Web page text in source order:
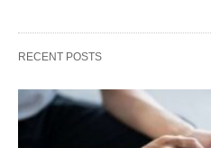
RECENT POSTS